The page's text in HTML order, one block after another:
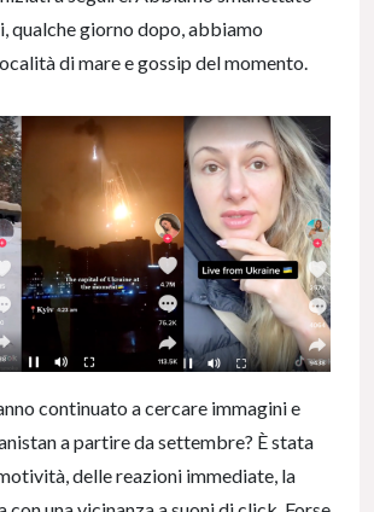
qualche giorno dopo, abbiamo
di mare e gossip del momento.
continuato a cercare immagini e
a partire da settembre? È stata
delle reazioni immediate, la